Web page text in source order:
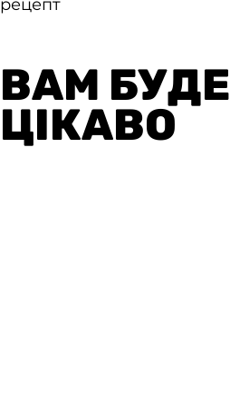
ВАМ БУДЕ
ЦІКАВО